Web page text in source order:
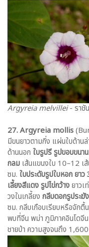
Argyreia melvillei- ราชั
27. Argyreia mollis
มีขนยาวตามกิ่ง แผ่นใบด้าน
ด้านนอก ใบรูปรี รูปขอบขนา
กลม เส้นแขนงใบ 10–12 เ
ซม. ใบประดับรูปใบหอก ยา
เลี้ยงสีแดง รูปไข่กว้างยาวเ
วงในเกลี้ยง กลีบดอกรูประฆั
ซม. กลีบเกือบเรียบหรือจักตื้
พบที่จีน พม่า ภูมิภาคอินโดจีน
ชายป่า ความสูงจนถึง